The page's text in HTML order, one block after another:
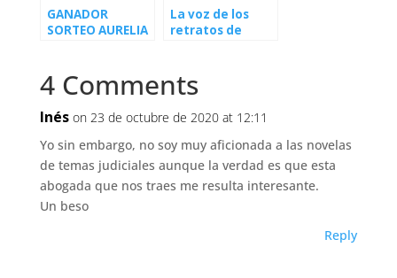
GANADOR
SORTEO AURELIA
La voz de los
retratos de
4 Comments
Inés on 23 de octubre de 2020 at 12:11
Yo sin embargo, no soy muy aficionada a las novelas
de temas judiciales aunque la verdad es que esta
abogada que nos traes me resulta interesante.
Un beso
Reply